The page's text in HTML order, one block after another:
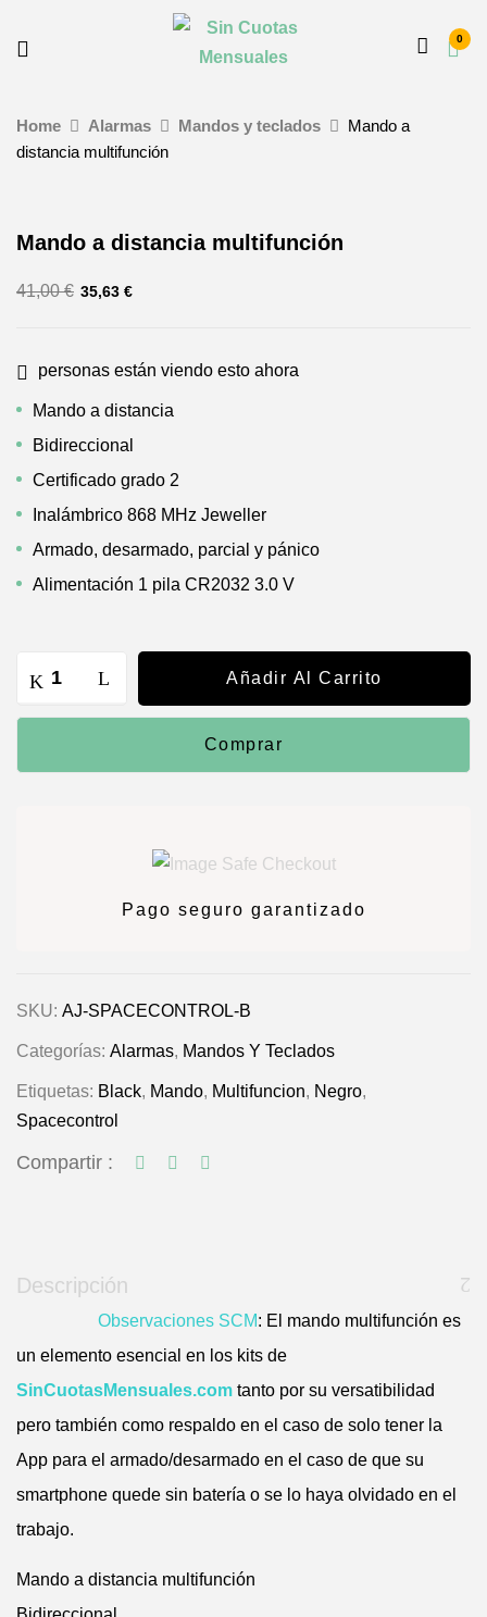
0
Home Alarmas Mandos y teclados
Mando a
distancia multifunción
Mando a distancia multifunción
41,00€ 35,63 €
personas están viendo esto ahora
Mando a distancia
Bidireccional
Certificado grado 2
Inalámbrico 868 MHz Jeweller
Armado, desarmado, parcial y pánico
Alimentación 1 pila CR2032 3.0 V
Añadir Al Carrito
Comprar
Pago seguro garantizado
SKU: AJ-SPACECONTROL-B
Categorías: Alarmas, Mandos Y Teclados
Etiquetas: Black, Mando, Multifuncion, Negro,
Spacecontrol
Compartir :
Descripción
Observaciones SCM: El mando multifunción es
un elemento esencial en los kits de
SinCuotasMensuales.com tanto por su versatibilidad
pero también como respaldo en el caso de solo tener la
App para el armado/desarmado en el caso de que su
smartphone quede sin batería o se lo haya olvidado en el
trabajo.
Mando a distancia multifunción